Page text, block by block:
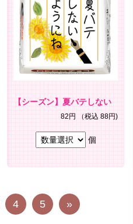
【シーズン】夏バテしない
82円 （税込 88円)
個
4 5 »